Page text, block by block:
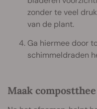
zonder te veel
van de plant.
Ga hiermee door
schimmeldraden
Maak compostthee